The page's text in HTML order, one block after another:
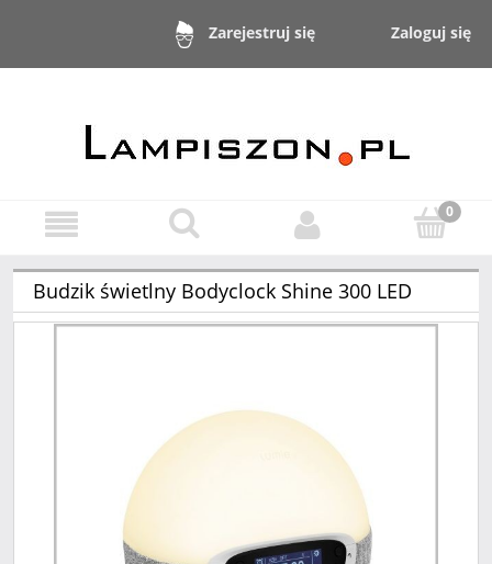
Zarejestruj się Zaloguj się
Budzik świetlny Bodyclock Shine 300 LED